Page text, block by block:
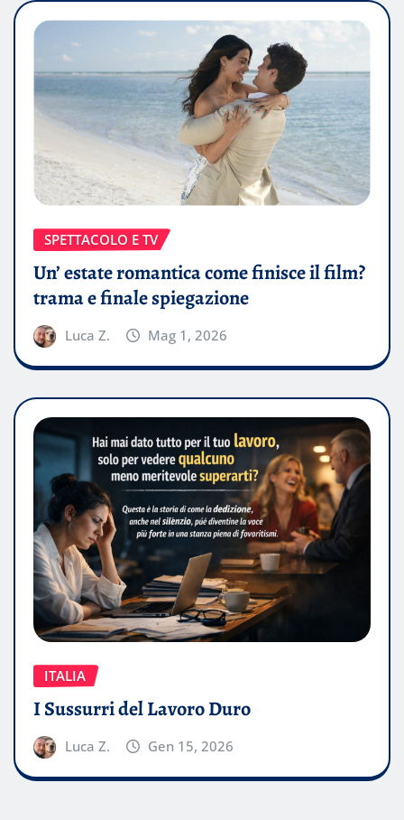
SPETTACOLO E TV
Un’ estate romantica come finisce il film?
trama e finale spiegazione
Luca Z. Mag 1, 2026
ITALIA
I Sussurri del Lavoro Duro
Luca Z. Gen 15, 2026